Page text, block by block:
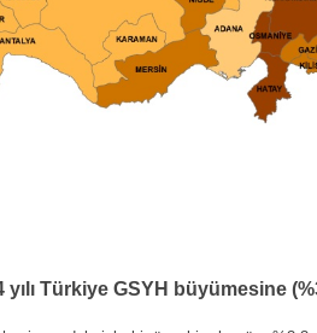
yılı Türkiye GSYH büyümesine